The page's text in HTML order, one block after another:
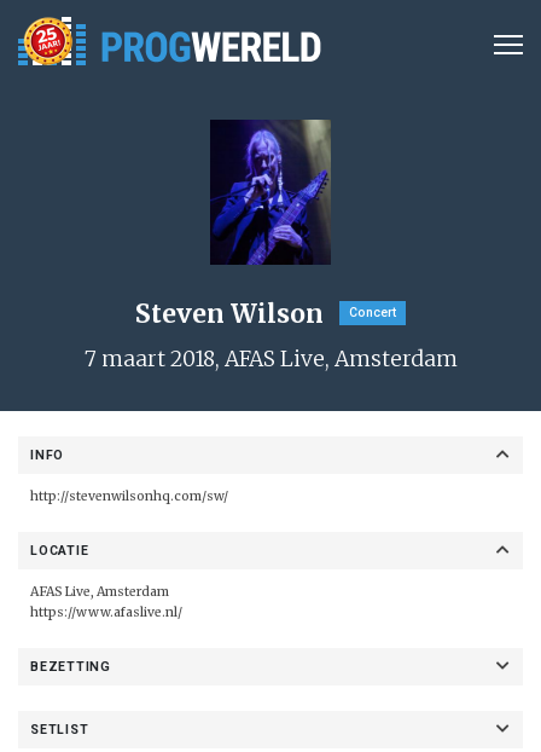
Steven Wilson Concert
7 maart 2018, AFAS Live, Amsterdam
INFO
http://stevenwilsonhq.com/sw/
LOCATIE
AFAS Live, Amsterdam
https://www.afaslive.nl/
BEZETTING
SETLIST